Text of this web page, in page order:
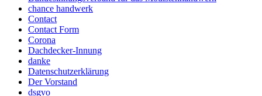
chance handwerk
Contact
Contact Form
Corona
Dachdecker-Innung
danke
Datenschutzerklärung
Der Vorstand
dsgvo